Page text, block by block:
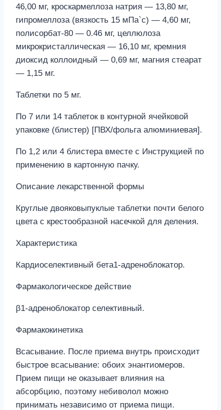
46,00 мг, кроскармеллоза натрия — 13,80 мг,
гипромеллоза (вязкость 15 мПа`с) — 4,60 мг,
полисорбат-80 — 0.46 мг, целлюлоза
микрокристаллическая — 16,10 мг, кремния
диоксид коллоидный — 0,69 мг, магния стеарат
— 1,15 мг.
Таблетки по 5 мг.
По 7 или 14 таблеток в контурной ячейковой
упаковке (блистер) [ПВХ/фольга алюминиевая].
По 1,2 или 4 блистера вместе с Инструкцией по
применению в картонную пачку.
Описание лекарственной формы
Круглые двояковыпуклые таблетки почти белого
цвета с крестообразной насечкой для деления.
Характеристика
Кардиоселективный бета1-адреноблокатор.
Фармакологическое действие
β1-адреноблокатор селективный.
Фармакокинетика
Всасывание. После приема внутрь происходит
быстрое всасывание: обоих энантиомеров.
Прием пищи не оказывает влияния на
абсорбцию, поэтому небиволол можно
принимать независимо от приема пищи.